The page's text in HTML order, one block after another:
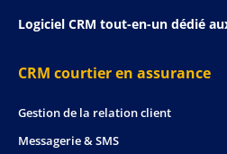
Logiciel CRM tout-en-un dédié
CRM courtier en assurance
Gestion de la relation client
Messagerie & SMS